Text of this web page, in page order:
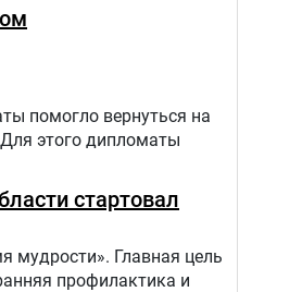
помогло вернуться на
Для этого дипломаты
стартовал
мудрости». Главная цель
профилактика и